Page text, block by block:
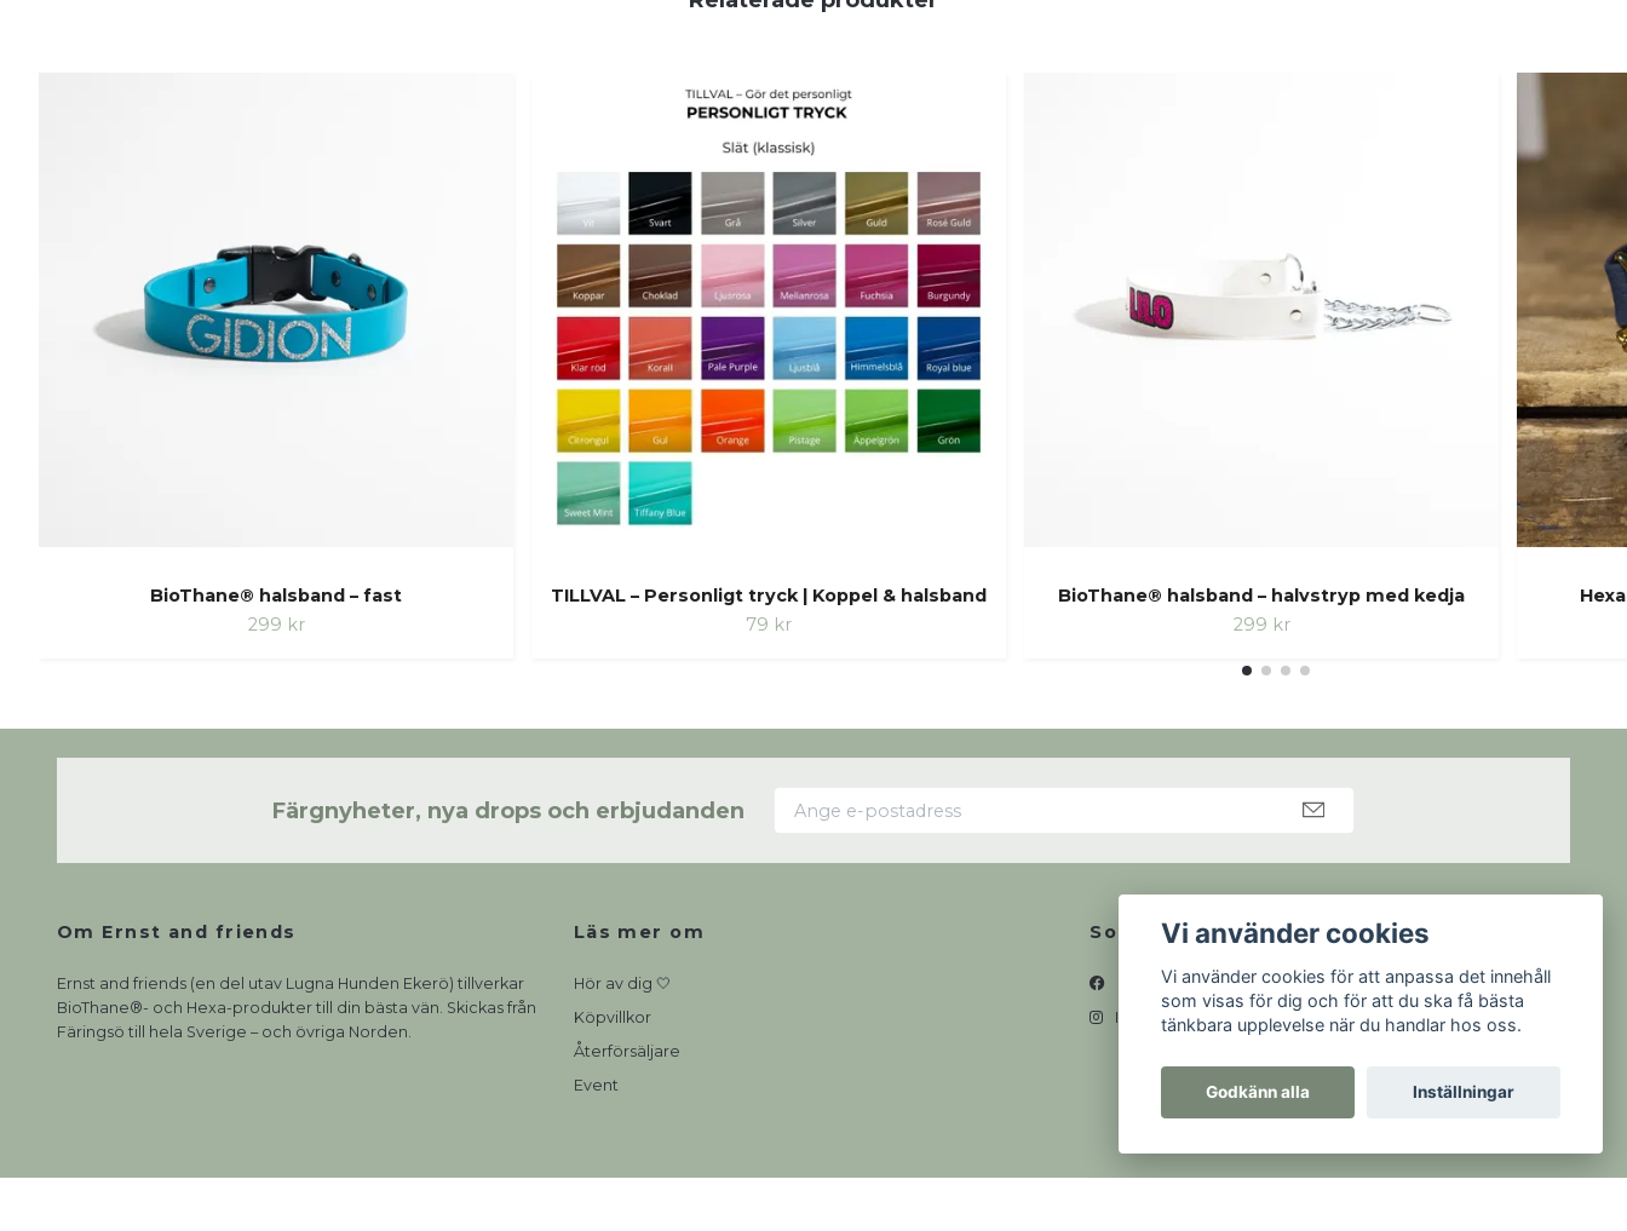
BioThane® halsband – fast
299 kr
TILLVAL – Personligt tryck | Koppel & halsband
79 kr
BioThane® halsband – halvstryp med kedja
299 kr
Färgnyheter, nya drops och erbjudanden
Om Ernst and friends
Ernst and friends (en del utav Lugna Hunden Ekerö) tillverkar
BioThane®- och Hexa-produkter till din bästa vän. Skickas från
Färingsö till hela Sverige – och övriga Norden.
Läs mer om
Hör av dig 🤍
Köpvillkor
Återförsäljare
Event
Sociala medier
Facebook
Instagram
Vi använder cookies
Vi använder cookies för att anpassa det innehåll
som visas för dig och för att du ska få bästa
tänkbara upplevelse när du handlar hos oss.
Godkänn alla Inställningar